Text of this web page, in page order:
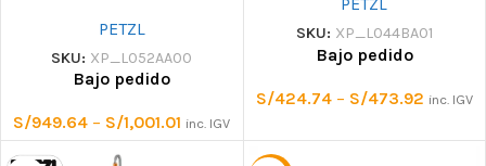
PETZL
SKU: XP_L052AA00
Bajo pedido
S/949.64 – S/1,001.01 inc. IGV
de anclaje y fijación
ajustable
PETZL
SKU: XP_L044BA01
Bajo pedido
S/424.74 – S/473.92 inc. IGV